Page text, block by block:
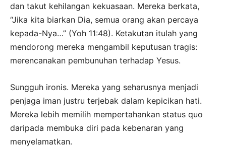
dan takut kehilangan kekuasaan. Mereka berkata,
“Jika kita biarkan Dia, semua orang akan percaya
kepada-Nya…” (Yoh 11:48). Ketakutan itulah yang
mendorong mereka mengambil keputusan tragis:
merencanakan pembunuhan terhadap Yesus.
Sungguh ironis. Mereka yang seharusnya menjadi
penjaga iman justru terjebak dalam kepicikan hati.
Mereka lebih memilih mempertahankan status quo
daripada membuka diri pada kebenaran yang
menyelamatkan.